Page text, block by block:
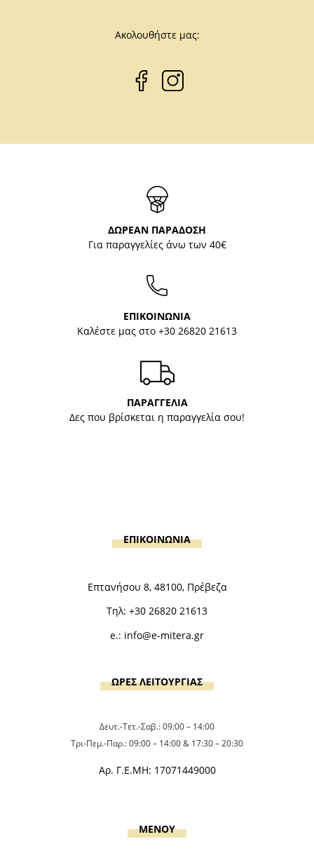
Ακολουθήστε μας:
ΔΩΡΕΑΝ ΠΑΡΑΔΟΣΗ
Για παραγγελίες άνω των 40€
ΕΠΙΚΟΙΝΩΝΙΑ
Καλέστε μας στο +30 26820 21613
ΠΑΡΑΓΓΕΛΙΑ
Δες που βρίσκεται η παραγγελία σου!
ΕΠΙΚΟΙΝΩΝΙΑ
Επτανήσου 8, 48100, Πρέβεζα
Τηλ: +30 26820 21613
e.: info@e-mitera.gr
ΩΡΕΣ ΛΕΙΤΟΥΡΓΙΑΣ
Δευτ.-Τετ.-Σαβ.: 09:00 – 14:00
Τρι-Πεμ.-Παρ.: 09:00 – 14:00 & 17:30 – 20:30
Αρ. Γ.Ε.ΜΗ: 17071449000
MENOY